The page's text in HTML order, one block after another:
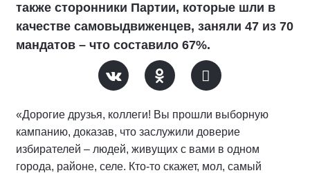
также сторонники Партии, которые шли в
качестве самовыдвиженцев, заняли 47 из 70
мандатов – что составило 67%.
«Дорогие друзья, коллеги! Вы прошли выборную
кампанию, доказав, что заслужили доверие
избирателей – людей, живущих с вами в одном
города, районе, селе. Кто-то скажет, мол, самый